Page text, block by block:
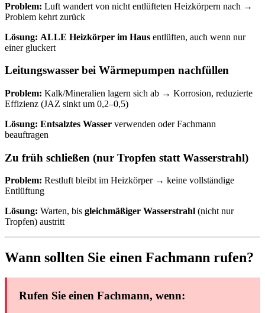
Problem: Luft wandert von nicht entlüfteten Heizkörpern nach →
Problem kehrt zurück
Lösung: ALLE Heizkörper im Haus entlüften, auch wenn nur
einer gluckert
Leitungswasser bei Wärmepumpen nachfüllen
Problem: Kalk/Mineralien lagern sich ab → Korrosion, reduzierte
Effizienz (JAZ sinkt um 0,2–0,5)
Lösung: Entsalztes Wasser verwenden oder Fachmann
beauftragen
Zu früh schließen (nur Tropfen statt Wasserstrahl)
Problem: Restluft bleibt im Heizkörper → keine vollständige
Entlüftung
Lösung: Warten, bis gleichmäßiger Wasserstrahl (nicht nur
Tropfen) austritt
Wann sollten Sie einen Fachmann rufen?
Rufen Sie einen Fachmann, wenn: